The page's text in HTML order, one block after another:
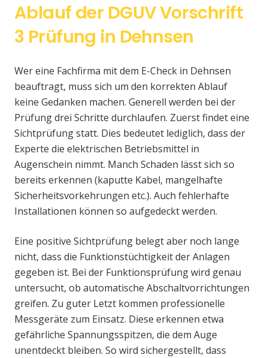
Ablauf der DGUV Vorschrift
3 Prüfung in Dehnsen
Wer eine Fachfirma mit dem E-Check in Dehnsen
beauftragt, muss sich um den korrekten Ablauf
keine Gedanken machen. Generell werden bei der
Prüfung drei Schritte durchlaufen. Zuerst findet eine
Sichtprüfung statt. Dies bedeutet lediglich, dass der
Experte die elektrischen Betriebsmittel in
Augenschein nimmt. Manch Schaden lässt sich so
bereits erkennen (kaputte Kabel, mangelhafte
Sicherheitsvorkehrungen etc.). Auch fehlerhafte
Installationen können so aufgedeckt werden.
Eine positive Sichtprüfung belegt aber noch lange
nicht, dass die Funktionstüchtigkeit der Anlagen
gegeben ist. Bei der Funktionsprüfung wird genau
untersucht, ob automatische Abschaltvorrichtungen
greifen. Zu guter Letzt kommen professionelle
Messgeräte zum Einsatz. Diese erkennen etwa
gefährliche Spannungsspitzen, die dem Auge
unentdeckt bleiben. So wird sichergestellt, dass